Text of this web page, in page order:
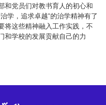
和党员们对教书育人的初心和
学，追求卓越”的治学精神有了
将这些精神融入工作实践，不
和学校的发展贡献自己的力